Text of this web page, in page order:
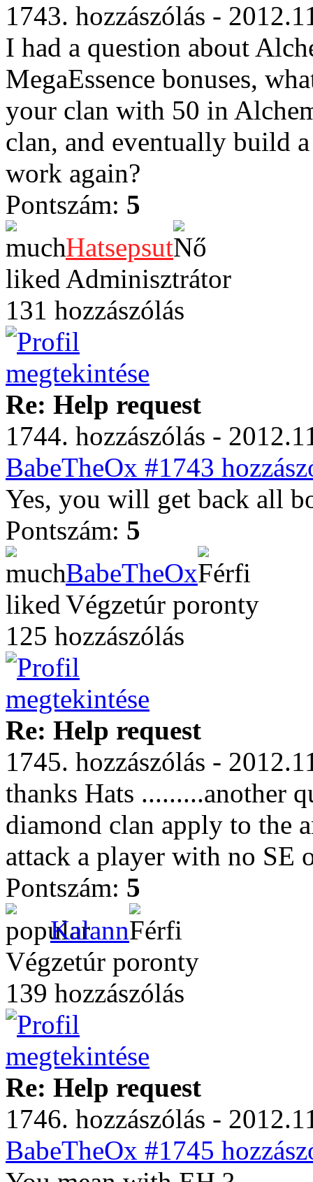
1743. hozzászólás -
I had a question about
MegaEssence bonuses,
your clan with 50 in
clan, and eventually build
work again?
Pontszám: 5
Hatsepsut
Adminisztrátor
131 hozzászólás
Re: Help request
1744. hozzászólás -
BabeTheOx #1743
Yes, you will get back all
Pontszám: 5
BabeTheOx
Végzetúr poronty
125 hozzászólás
Re: Help request
1745. hozzászólás -
thanks Hats .........another
diamond clan apply to the
attack a player with no SE
Pontszám: 5
Kalann
Végzetúr poronty
139 hozzászólás
Re: Help request
1746. hozzászólás -
BabeTheOx #1745